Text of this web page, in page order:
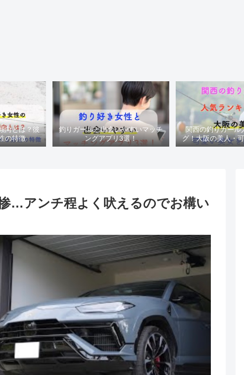
向とは？彼
の特徴
釣りガールと出会いやすいマッチ
ングアプリ3選！
関西の釣りガール
グ！大阪の美人・
選紹介
…アンチ程よく吠えるのでお構い